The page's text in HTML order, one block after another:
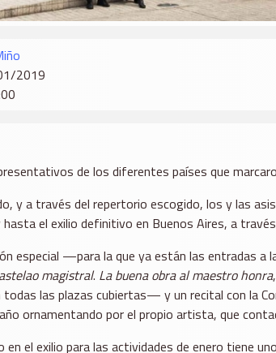
2019
de los diferentes países que
y a través del repertorio escogido, los y las
hasta el exilio definitivo en Buenos Aires, a
especial —para la que ya están las entradas a
magistral. La buena obra al maestro honra
las plazas cubiertas— y un recital con la
ornamentando por el propio artista, que
en el exilio para las actividades de enero tiene